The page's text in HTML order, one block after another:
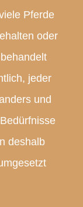
Pferde
oder
jeder
und
deshalb